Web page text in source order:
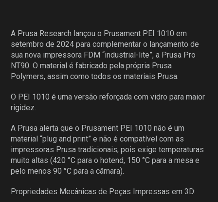
A Prusa Research lançou o Prusament PEI 1010 em
setembro de 2024 para complementar o lançamento de
sua nova impressora FDM “industrial-lite”, a Prusa Pro
NT90. O material é fabricado pela própria Prusa
Polymers, assim como todos os materiais Prusa.
O PEI 1010 é uma versão reforçada com vidro para maior
rigidez.
A Prusa alerta que o Prusament PEI 1010 não é um
material “plug and print” e não é compatível com as
impressoras Prusa tradicionais, pois exige temperaturas
muito altas (420 °C para o hotend, 150 °C para a mesa e
pelo menos 90 °C para a câmara).
Propriedades Mecânicas de Peças Impressas em 3D: